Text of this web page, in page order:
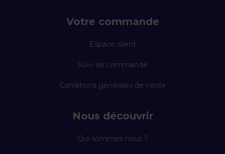
Votre commande
Espace client
Suivi de commande
Conditions générales de vente
Nous découvrir
Qui sommes-nous ?